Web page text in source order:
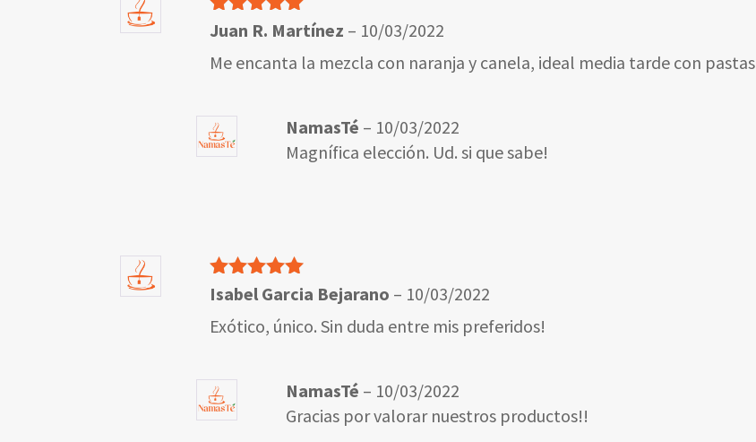
Valorado
Juan R. Martínez – 10/03/2022
Me encanta la mezcla con naranja y canela, ideal media tarde con pastas
NamasTé – 10/03/2022
Magnífica elección. Ud. si que sabe!
Valorado
Isabel Garcia Bejarano – 10/03/2022
Exótico, único. Sin duda entre mis preferidos!
NamasTé – 10/03/2022
Gracias por valorar nuestros productos!!